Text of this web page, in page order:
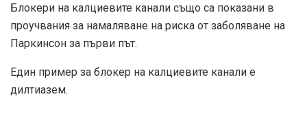
Блокери на калциевите канали също са показани в
проучвания за намаляване на риска от заболяване на
Паркинсон за първи път.
Един пример за блокер на калциевите канали е
дилтиазем.